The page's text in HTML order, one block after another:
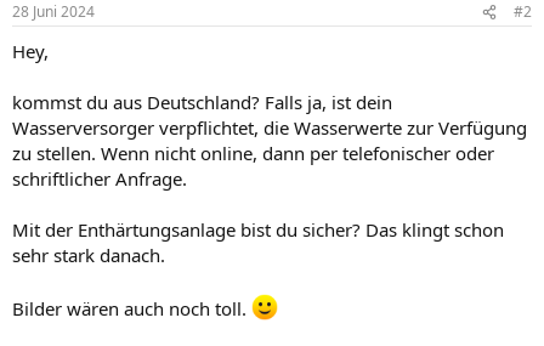
28 Juni 2024 #2
Hey,
kommst du aus Deutschland? Falls ja, ist dein
Wasserversorger verpflichtet, die Wasserwerte zur Verfügung
zu stellen. Wenn nicht online, dann per telefonischer oder
schriftlicher Anfrage.
Mit der Enthärtungsanlage bist du sicher? Das klingt schon
sehr stark danach.
Bilder wären auch noch toll.